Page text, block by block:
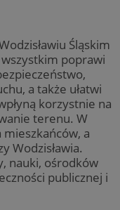
Śląskim
poprawi
a także ułatwi
korzystnie na
terenu. W
a
Wodzisławia.
nauki, ośrodków
publicznej i